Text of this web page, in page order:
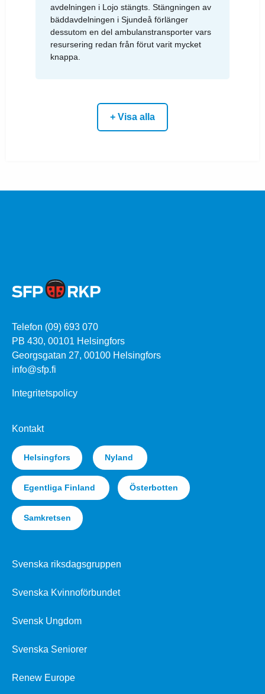
avdelningen i Lojo stängts. Stängningen av
bäddavdelningen i Sjundeå förlänger
dessutom en del ambulanstransporter vars
resursering redan från förut varit mycket
knappa.
+ Visa alla
Telefon (09) 693 070
PB 430, 00101 Helsingfors
Georgsgatan 27, 00100 Helsingfors
info@sfp.fi
Integritetspolicy
Kontakt
Helsingfors Nyland
Egentliga Finland Österbotten
Samkretsen
Svenska riksdagsgruppen
Svenska Kvinnoförbundet
Svensk Ungdom
Svenska Seniorer
Renew Europe